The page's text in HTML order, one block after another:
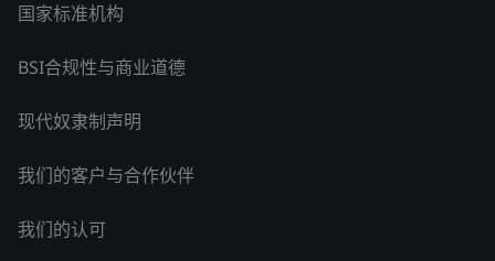
国家标准机构
BSI合规性与商业道德
现代奴隶制声明
我们的客户与合作伙伴
我们的认可